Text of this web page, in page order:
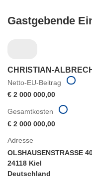
Gastgebende
CHRISTIAN-
Netto-EU-Beitrag
€ 2 000 000,00
Adresse
OLSHAUSENSTRASSE
24118 Kiel
Deutschland
Gesamtkosten
€ 2 000 000,00